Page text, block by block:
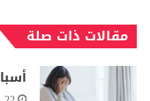
مقالات ذات صلة